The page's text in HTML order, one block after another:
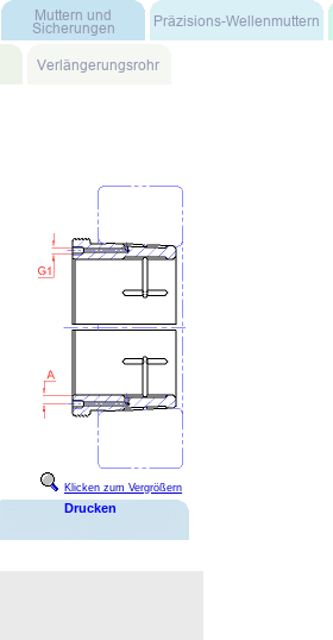
Klicken zum Vergrößern
Drucken